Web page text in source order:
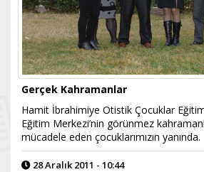
Gerçek Kahramanlar
Hamit İbrahimiye Otistik Çocuklar
Eğitim Merkezi’nin görünmez
mücadele eden çocuklarımızın yanında.
28 Aralık 2011 - 10:44